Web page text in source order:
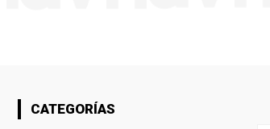
CATEGORÍAS